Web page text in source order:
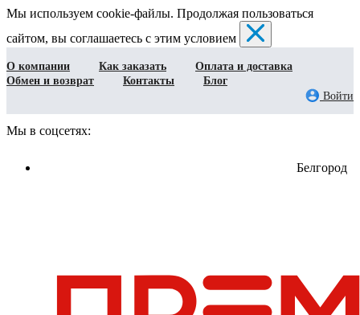
Мы используем cookie-файлы. Продолжая пользоваться
сайтом, вы соглашаетесь с этим условием
О компании Как заказать
Оплата и доставка
Обмен и возврат
Контакты
Блог
Войти
Мы в соцсетях:
Белгород